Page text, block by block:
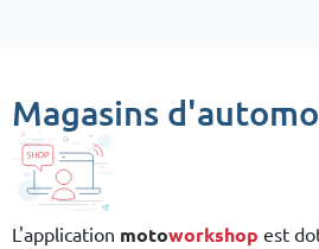
Magasins
L'application motoworkshop est